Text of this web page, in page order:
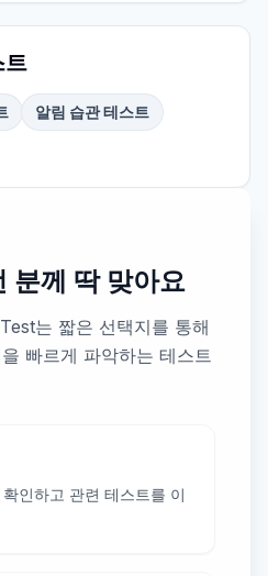
트
알림 습관 테스트
분께 딱 맞아요
는 짧은 선택지를 통해
빠르게 파악하는 테스트
인하고 관련 테스트를 이